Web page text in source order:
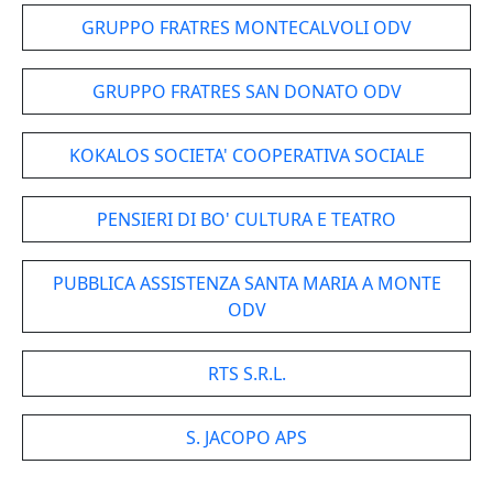
GRUPPO FRATRES MONTECALVOLI ODV
GRUPPO FRATRES SAN DONATO ODV
KOKALOS SOCIETA' COOPERATIVA SOCIALE
PENSIERI DI BO' CULTURA E TEATRO
PUBBLICA ASSISTENZA SANTA MARIA A MONTE
ODV
RTS S.R.L.
S. JACOPO APS